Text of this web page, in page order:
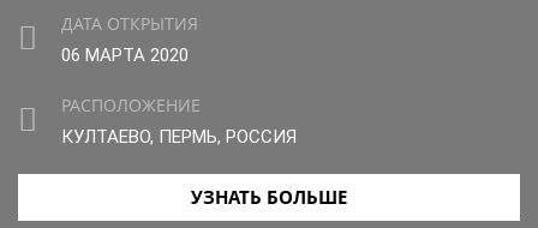
ДАТА ОТКРЫТИЯ
06 МАРТА 2020
РАСПОЛОЖЕНИЕ
КУЛТАЕВО, ПЕРМЬ, РОССИЯ
УЗНАТЬ БОЛЬШЕ